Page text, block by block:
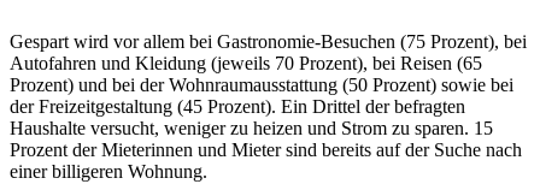
Gespart wird vor allem bei Gastronomie-Besuchen (75 Prozent), bei
Autofahren und Kleidung (jeweils 70 Prozent), bei Reisen (65
Prozent) und bei der Wohnraumausstattung (50 Prozent) sowie bei
der Freizeitgestaltung (45 Prozent). Ein Drittel der befragten
Haushalte versucht, weniger zu heizen und Strom zu sparen. 15
Prozent der Mieterinnen und Mieter sind bereits auf der Suche nach
einer billigeren Wohnung.